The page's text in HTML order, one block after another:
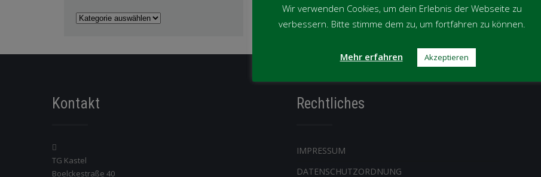
News
Kontakt
TG Kastel
Boelckestraße 40
Rechtliches
IMPRESSUM
DATENSCHUTZORDNUNG
Wir verwenden Cookies, um dein Erlebnis der Webseite zu
verbessern. Bitte stimme dem zu, um fortfahren zu können.
Mehr erfahren Akzeptieren